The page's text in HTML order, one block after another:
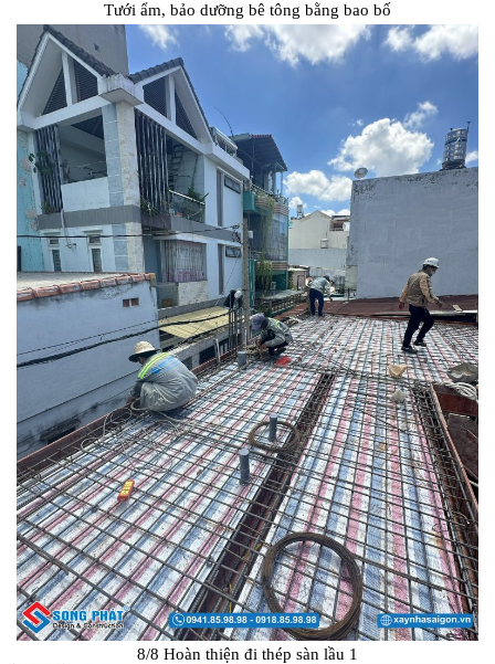
Tưới ẩm, bảo dưỡng bê tông bằng bao bố
8/8 Hoàn thiện đi thép sàn lầu 1